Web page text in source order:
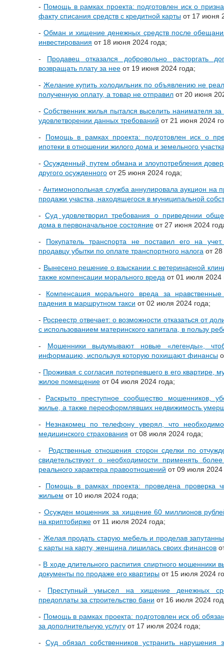
- Помощь в рамках проекта: подготовлен иск о
факту списания средств с кредитной карты от 17 июня
-Обман и хищение денежных средств после
инвестирования от 18 июня 2024 года;
- Продавец отказался добровольно расторгать
возвращать плату за нее от 19 июня 2024 года;
- Желание купить холодильник по объявлению не
полученную оплату, а товар не отправил от 20 июня
- Собственник жилья пытался выселить нанимателя
удовлетворении данных требований от 21 июня 2024
- Помощь в рамках проекта: подготовлен иск о
ипотеки в отношении жилого дома и земельного
- Осужденный, путем обмана и злоупотребления
другого осужденного от 25 июня 2024 года;
-Антимонопольная служба аннулировала аукцион на
продажи участка, находящегося в муниципальной
-Суд удовлетворил требования о приведении
дома в первоначальное состояние от 27 июня 2024
- Покупатель транспорта не поставил его на
продавцу убытки по оплате транспортного налога от
- Вынесено решение о взыскании с ветеринарной
также компенсации морального вреда от 01 июля 2024
- Компенсация морального вреда за
падения в маршрутном такси от 02 июля 2024 года;
- Росреестр отвечает: о возможности отказаться от
с использованием материнского капитала, в пользу
- Мошенники выдумывают новые «легенды»,
информацию, используя которую похищают финансы
- Проживая с согласия потерпевшего в его квартире,
жилое помещение от 04 июля 2024 года;
- Раскрыто преступное сообщество мошенников,
жилье, а также переоформлявших недвижимость
- Незнакомец по телефону уверял, что
медицинского страхования от 08 июля 2024 года;
- Родственные отношения сторон сделки по
свидетельствуют о необходимости применять
реального характера правоотношений от 09 июля 2024
- Помощь в рамках проекта: проведена проверка
жильем от 10 июля 2024 года;
- Осужден мошенник за хищение 60 миллионов
на криптобирже от 11 июля 2024 года;
- Желая продать старую мебель и проделав
с карты на карту, женщина лишилась своих финансов
- В ходе длительного распития спиртного мошенники
документы по продаже его квартиры от 15 июля 2024
- Преступный умысел на хищение денежных
предоплаты за строительство бани от 16 июля 2024
- Помощь в рамках проекта: подготовлен иск об
за дополнительную услугу от 17 июля 2024 года;
- Суд обязал собственников устранить нарушения